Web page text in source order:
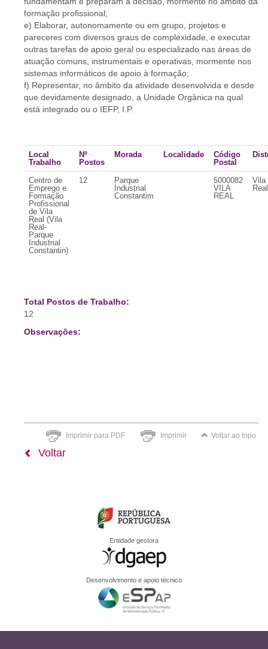
formação profissional;
e) Elaborar, autonomamente ou em grupo, projetos e
pareceres com diversos graus de complexidade, e executar
outras tarefas de apoio geral ou especializado nas áreas de
atuação comuns, instrumentais e operativas, mormente nos
sistemas informáticos de apoio à formação;
f) Representar, no âmbito da atividade desenvolvida e desde
que devidamente designado, a Unidade Orgânica na qual
está integrado ou o IEFP, I.P.
Local
Trabalho
Nº
Postos
Morada Localidade
Código
Postal
Centro de
Emprego e
Formação
Profissional
de Vila
Real (Vila
Real-
Parque
Industrial
Constantin)
12
Parque
Industrial
Constantim
5000082
VILA
REAL
Vila
Real
Total Postos de Trabalho:
12
Observações:
Imprimir para PDF Imprimir Voltar ao topo
Voltar
Entidade gestora
Desenvolvimento e apoio técnico